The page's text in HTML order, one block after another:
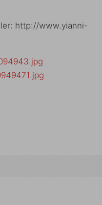
http://www.yianni-